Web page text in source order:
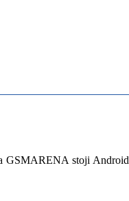
GSMARENA stoji